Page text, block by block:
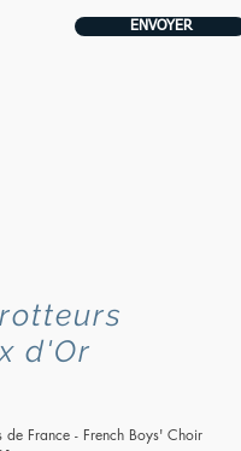
ENVOYER
d'Or
de France - French Boys' Choir